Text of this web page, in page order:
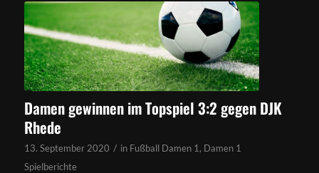
Damen gewinnen im Topspiel 3:2 gegen DJK
Rhede
13. September 2020 / in Fußball Damen 1 , Damen 1
Spielberichte